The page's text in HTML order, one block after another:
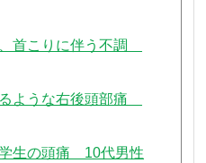
、首こりに伴う不調
るような右後頭部痛
学生の頭痛 10代男性